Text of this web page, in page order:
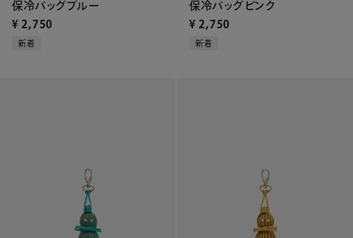
保冷バッグブルー
¥ 2,750
新着
保冷バッグピンク
¥ 2,750
新着